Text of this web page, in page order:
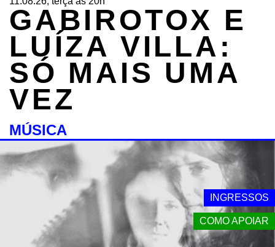
INGRESSOS
COMO APOIAR
GABIROTOX E
LUÍZA VILLA:
SÓ MAIS UMA
VEZ
MÚSICA